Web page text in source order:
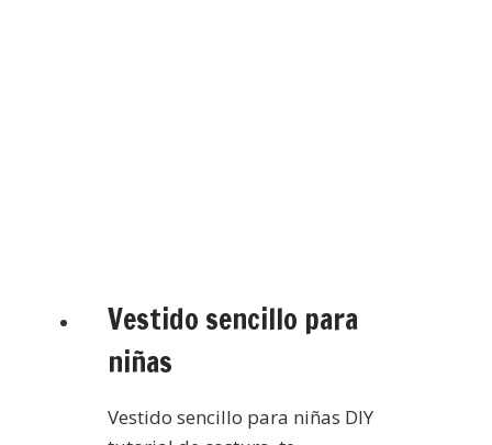
Vestido sencillo para
niñas
Vestido sencillo para niñas DIY